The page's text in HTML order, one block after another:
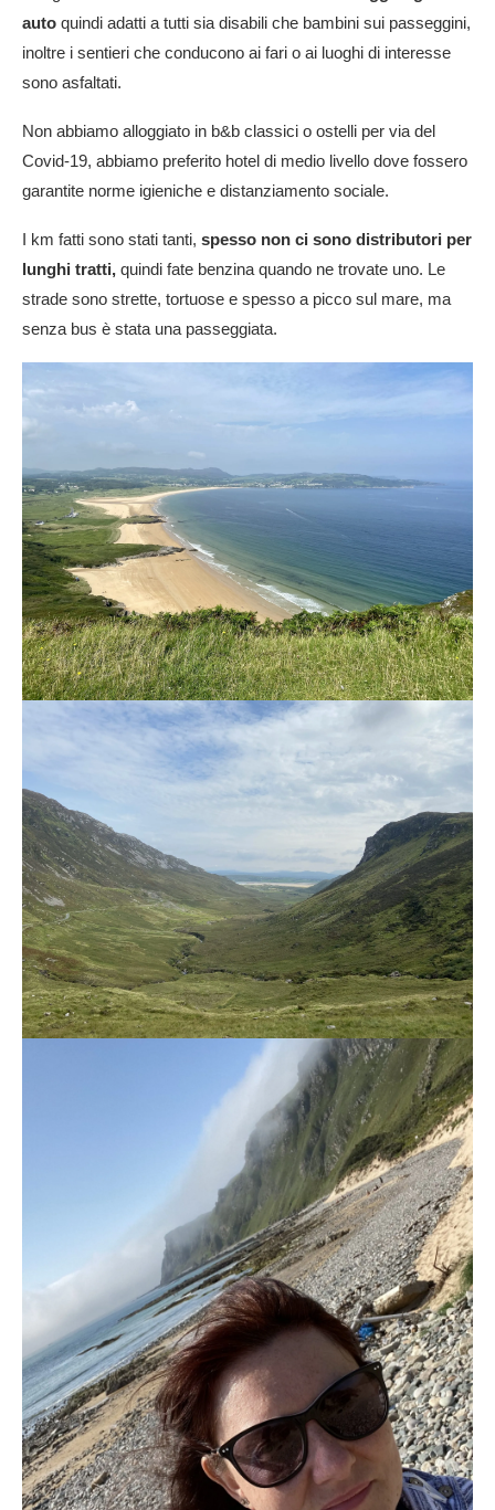
auto quindi adatti a tutti sia disabili che bambini sui passeggini,
inoltre i sentieri che conducono ai fari o ai luoghi di interesse
sono asfaltati.
Non abbiamo alloggiato in b&b classici o ostelli per via del
Covid-19, abbiamo preferito hotel di medio livello dove fossero
garantite norme igieniche e distanziamento sociale.
I km fatti sono stati tanti, spesso non ci sono distributori per
lunghi tratti, quindi fate benzina quando ne trovate uno. Le
strade sono strette, tortuose e spesso a picco sul mare, ma
senza bus è stata una passeggiata.